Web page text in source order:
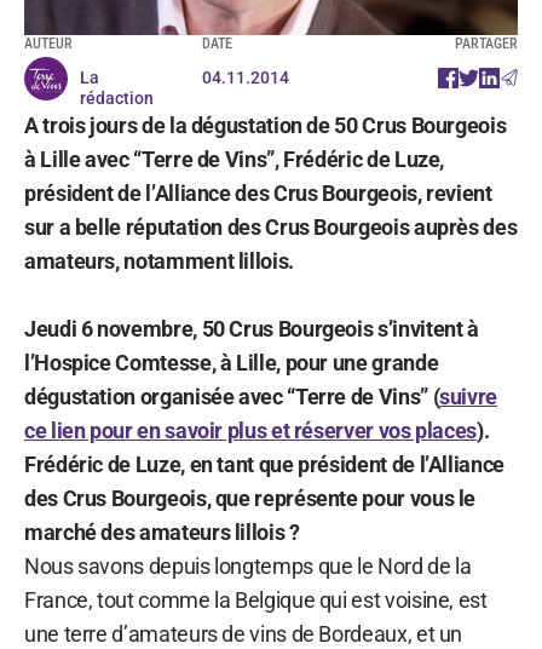
AUTEUR
La
rédaction
DATE
04.11.2014
PARTAGER
A trois jours de la dégustation de 50 Crus Bourgeois
à Lille avec “Terre de Vins”, Frédéric de Luze,
président de l’Alliance des Crus Bourgeois, revient
sur a belle réputation des Crus Bourgeois auprès des
amateurs, notamment lillois.
Jeudi 6 novembre, 50 Crus Bourgeois s’invitent à
l’Hospice Comtesse, à Lille, pour une grande
dégustation organisée avec “Terre de Vins” (suivre
ce lien pour en savoir plus et réserver vos places).
Frédéric de Luze, en tant que président de l’Alliance
des Crus Bourgeois, que représente pour vous le
marché des amateurs lillois ?
Nous savons depuis longtemps que le Nord de la
France, tout comme la Belgique qui est voisine, est
une terre d’amateurs de vins de Bordeaux, et un